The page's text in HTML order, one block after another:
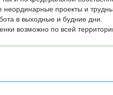
проекты и
в выходные и будние дни.
возможно по всей